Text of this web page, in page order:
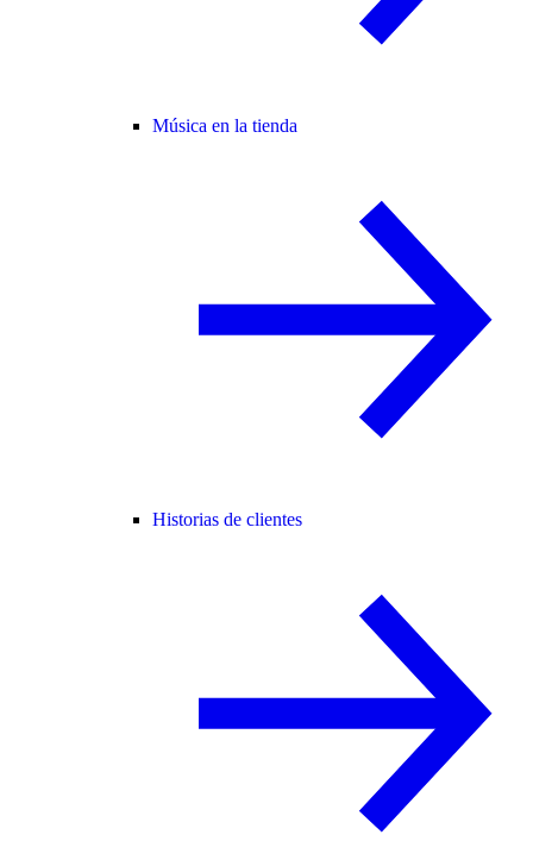
Música en la tienda
Historias de clientes